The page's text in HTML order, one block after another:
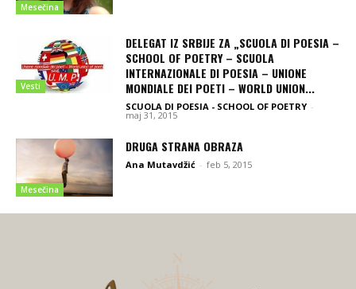
Mesečina
Vesti
DELEGAT IZ SRBIJE ZA „SCUOLA DI POESIA –
SCHOOL OF POETRY – SCUOLA
INTERNAZIONALE DI POESIA – UNIONE
MONDIALE DEI POETI – WORLD UNION...
SCUOLA DI POESIA - SCHOOL OF POETRY -
maj 31, 2015
Mesečina
DRUGA STRANA OBRAZA
Ana Mutavdžić - feb 5, 2015